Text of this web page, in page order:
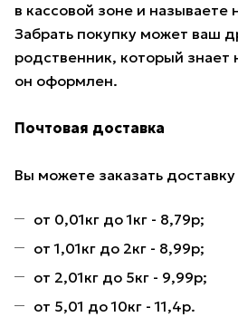
в кассовой зоне и называете
Забрать покупку может ваш
родственник, который знает
он оформлен.
Почтовая доставка
Вы можете заказать
от 0,01кг до 1кг - 8,79р;
от 1,01кг до 2кг - 8,99р;
от 2,01кг до 5кг - 9,99р;
от 5,01 до 10кг - 11,4р.